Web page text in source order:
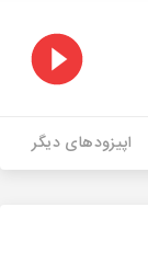
اپیزودهای دیگر